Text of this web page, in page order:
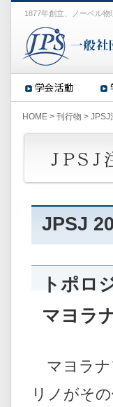
1877年創立、ノーベル
HOME > 刊行物 > JPSJ
JPSJ
トポロ
マヨラ
マヨラナ
リノがそ